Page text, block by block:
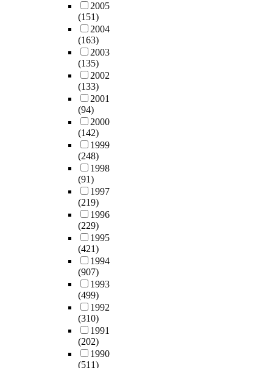
2005
(151)
2004
(163)
2003
(135)
2002
(133)
2001
(94)
2000
(142)
1999
(248)
1998
(91)
1997
(219)
1996
(229)
1995
(421)
1994
(907)
1993
(499)
1992
(310)
1991
(202)
1990
(511)